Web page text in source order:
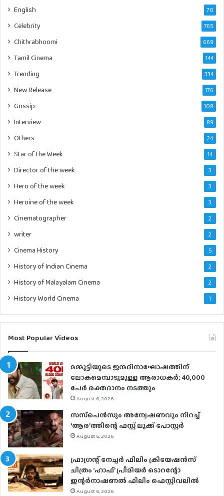
English 70
Celebrity 765
Chithrabhoomi 669
Tamil Cinema 144
Trending 334
New Release 176
Gossip 108
Interview 89
Others 24
Star of the Week 14
Director of the week 3
Hero of the week 3
Heroine of the week 3
Cinematographer 2
writer 2
Cinema History 5
History of Indian Cinema 2
History of Malayalam Cinema 2
History World Cinema 1
Most Popular Videos
മമ്മൂട്ടിയുടെ ജന്മദിനാഘോഷത്തിന്
ലോകമെമ്പാടുമുള്ള ആരാധകര്‍; 40,000
പേര്‍ രക്തദാനം നടത്തും
August 6, 2026
സസ്‌പെന്‍സും അന്വേഷണവും നിറച്ച്
‘ആര’ത്തിന്റെ ഫസ്റ്റ് ലുക്ക് പോസ്റ്റര്‍
August 6, 2026
ഫ്രാഗ്രന്റ് നേച്ചര്‍ ഫിലിം ക്രിയേഷന്‍സ്
ചിത്രം ‘ഹാഫ്’ പ്രീമിയര്‍ ടൊറന്റോ
ഇന്റര്‍നാഷണല്‍ ഫിലിം ഫെസ്റ്റിവലില്‍
August 6, 2026